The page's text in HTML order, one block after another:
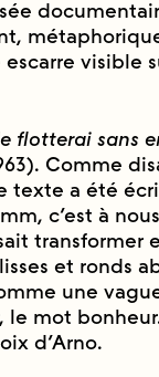
visible
flotterai sans
Comme
texte a été
c’est à
et ronds
une
le mot
d’Arno.